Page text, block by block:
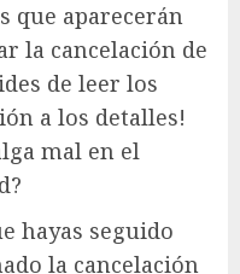
que aparecerán
la cancelación de
de leer los
a los detalles!
mal en el
hayas seguido
la cancelación